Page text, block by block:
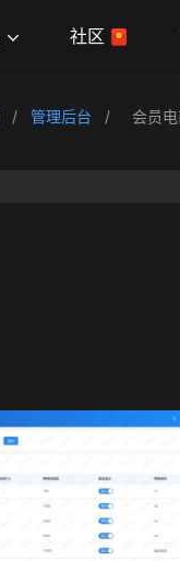
社区
/ 管理后台 /
会员